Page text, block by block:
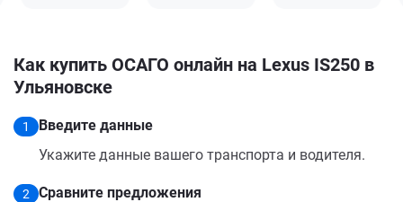
Как купить ОСАГО онлайн на Lexus IS250 в
Ульяновске
1
Введите данные
Укажите данные вашего транспорта и водителя.
2
Сравните предложения